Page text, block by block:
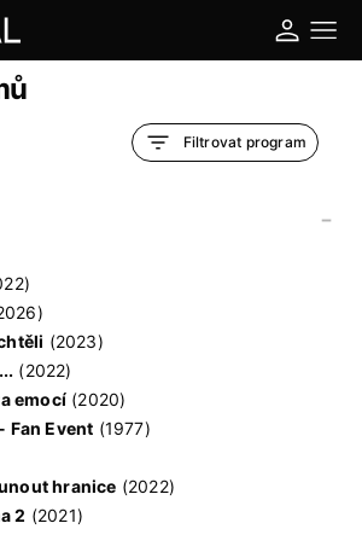
Filtrovat program
-
(2023)
(2022)
emocí (2020)
Fan Event (1977)
hranice (2022)
2 (2021)